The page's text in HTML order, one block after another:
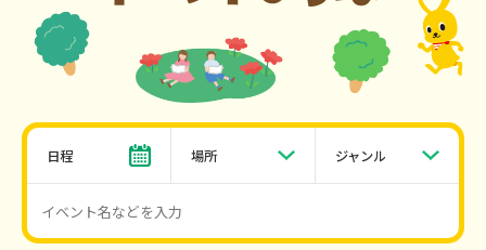
日程 場所 ジャンル